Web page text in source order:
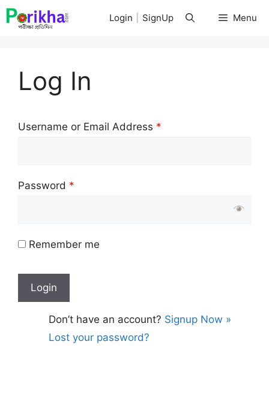
Skip
to
Menu
Login SignUp
Log In
Username or Email Address *
Password *
Remember me
Don’t have an account? Signup Now »
Lost your password?